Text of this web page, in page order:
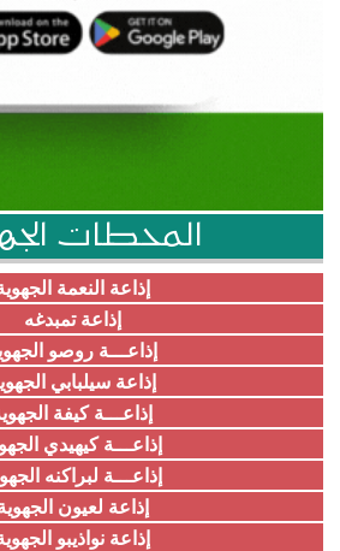
المحطات
إذاعة النعمة
إذاعة تمبدغه
إذاعـــة روصو
إذاعة سيلبابي
إذاعـــة كيفة
إذاعـــة كيهيدي
إذاعـــة لبراكنه
إذاعة لعيون
إذاعة نواذيبو